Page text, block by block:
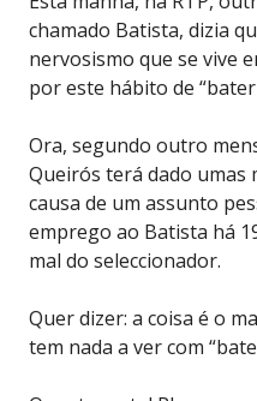
chamado Batista, dizia
nervosismo que se vive
por este hábito de
Ora, segundo outro
Queirós terá dado
causa de um assunto
emprego ao Batista há
mal do seleccionador.
Quer dizer: a coisa é o
tem nada a ver com